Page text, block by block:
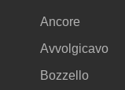
Ancore
Avvolgicavo
Bozzello